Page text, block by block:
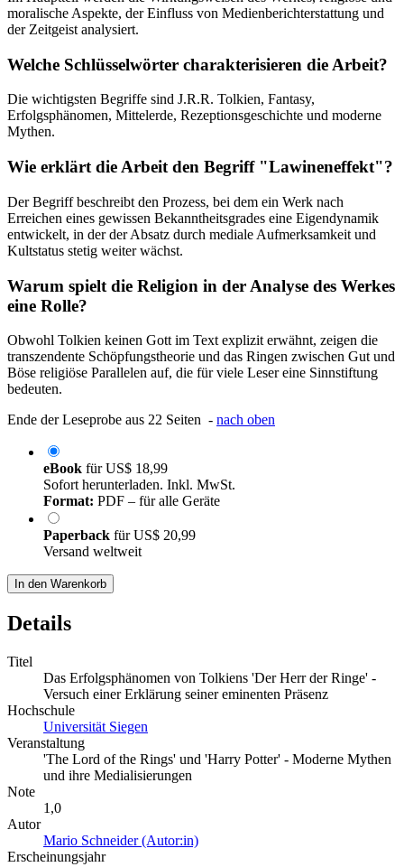
moralische Aspekte, der Einfluss von Medienberichterstattung und
der Zeitgeist analysiert.
Welche Schlüsselwörter charakterisieren die Arbeit?
Die wichtigsten Begriffe sind J.R.R. Tolkien, Fantasy,
Erfolgsphänomen, Mittelerde, Rezeptionsgeschichte und moderne
Mythen.
Wie erklärt die Arbeit den Begriff "Lawineneffekt"?
Der Begriff beschreibt den Prozess, bei dem ein Werk nach
Erreichen eines gewissen Bekanntheitsgrades eine Eigendynamik
entwickelt, in der der Absatz durch mediale Aufmerksamkeit und
Kultstatus stetig weiter wächst.
Warum spielt die Religion in der Analyse des Werkes
eine Rolle?
Obwohl Tolkien keinen Gott im Text explizit erwähnt, zeigen die
transzendente Schöpfungstheorie und das Ringen zwischen Gut und
Böse religiöse Parallelen auf, die für viele Leser eine Sinnstiftung
bedeuten.
Ende der Leseprobe aus 22 Seiten - nach oben
eBook fürUS$ 18,99
Sofort herunterladen. Inkl. MwSt.
Format: PDF – für alle Geräte
Paperback fürUS$ 20,99
Versand weltweit
In den Warenkorb
Details
Titel
Das Erfolgsphänomen von Tolkiens 'Der Herr der Ringe' -
Versuch einer Erklärung seiner eminenten Präsenz
Hochschule
Universität Siegen
Veranstaltung
'The Lord of the Rings' und 'Harry Potter' - Moderne Mythen
und ihre Medialisierungen
Note
1,0
Autor
Mario Schneider (Autor:in)
Erscheinungsjahr